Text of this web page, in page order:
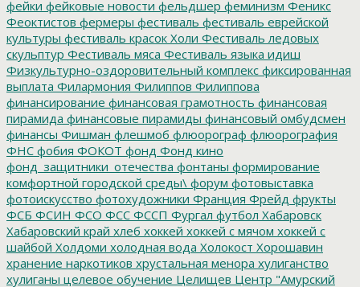
фейки фейковые новости фельдшер феминизм Феникс
Феоктистов фермеры фестиваль фестиваль еврейской
культуры фестиваль красок Холи Фестиваль ледовых
скульптур Фестиваль мяса Фестиваль языка идиш
Физкультурно-оздоровительный комплекс фиксированная
выплата Филармония Филиппов Филиппова
финансирование финансовая грамотность финансовая
пирамида финансовые пирамиды финансовый омбудсмен
финансы Фишман флешмоб флюорограф флюорография
ФНС фобия ФОКОТ фонд Фонд кино
фонд_защитники_отечества фонтаны формирование
комфортной городской среды\ форум фотовыставка
фотоискусство фотохудожники Франция Фрейд фрукты
ФСБ ФСИН ФСО ФСС ФССП Фургал футбол Хабаровск
Хабаровский край хлеб хоккей хоккей с мячом хоккей с
шайбой Холдоми холодная вода Холокост Хорошавин
хранение наркотиков хрустальная менора хулиганство
хулиганы целевое обучение Целищев Центр "Амурский